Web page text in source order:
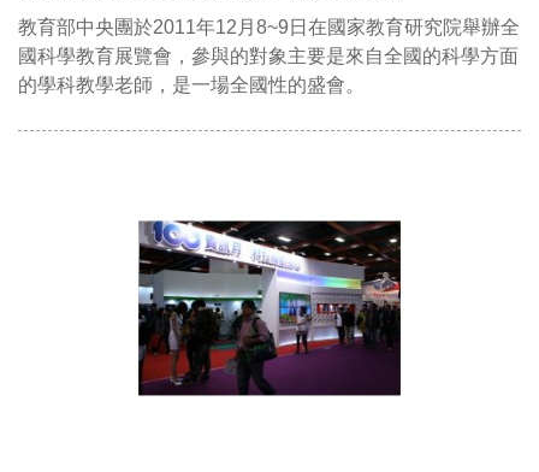
教育部中央團於2011年12月8~9日在國家教育研究院舉辦全
國科學教育展覽會，參與的對象主要是來自全國的科學方面
的學科教學老師，是一場全國性的盛會。